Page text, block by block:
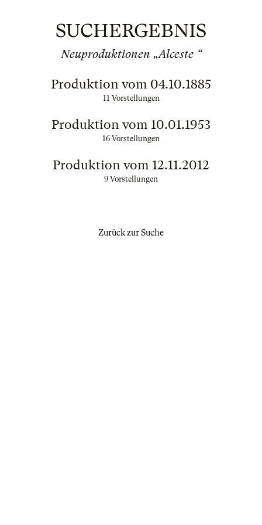
SUCHERGEBNIS
Neuproduktionen „Alceste “
Produktion vom 04.10.1885
11 Vorstellungen
Produktion vom 10.01.1953
16 Vorstellungen
Produktion vom 12.11.2012
9 Vorstellungen
Zurück zur Suche